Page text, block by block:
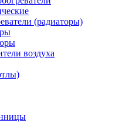
(радиаторы)
воздуха